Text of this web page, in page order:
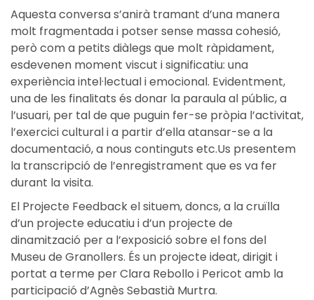
Aquesta conversa s’anirà tramant d’una manera
molt fragmentada i potser sense massa cohesió,
però com a petits diàlegs que molt ràpidament,
esdevenen moment viscut i significatiu: una
experiència intel·lectual i emocional. Evidentment,
una de les finalitats és donar la paraula al públic, a
l’usuari, per tal de que puguin fer-se pròpia l’activitat,
l’exercici cultural i a partir d’ella atansar-se a la
documentació, a nous continguts etc.Us presentem
la transcripció de l’enregistrament que es va fer
durant la visita.
El Projecte Feedback el situem, doncs, a la cruïlla
d’un projecte educatiu i d’un projecte de
dinamització per a l’exposició sobre el fons del
Museu de Granollers. És un projecte ideat, dirigit i
portat a terme per Clara Rebollo i Pericot amb la
participació d’Agnès Sebastià Murtra.